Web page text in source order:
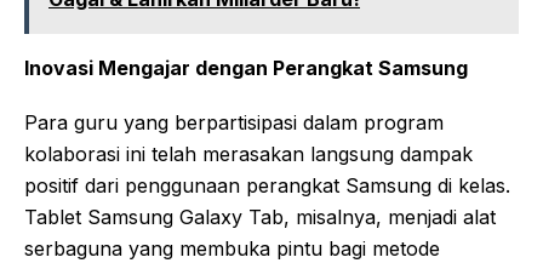
Inovasi Mengajar dengan Perangkat Samsung
Para guru yang berpartisipasi dalam program
kolaborasi ini telah merasakan langsung dampak
positif dari penggunaan perangkat Samsung di kelas.
Tablet Samsung Galaxy Tab, misalnya, menjadi alat
serbaguna yang membuka pintu bagi metode